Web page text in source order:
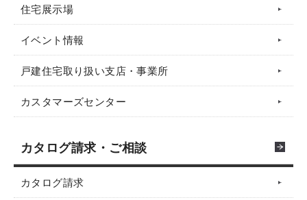
住宅展示場
イベント情報
戸建住宅取り扱い支店・事業所
カスタマーズセンター
カタログ請求・ご相談
カタログ請求